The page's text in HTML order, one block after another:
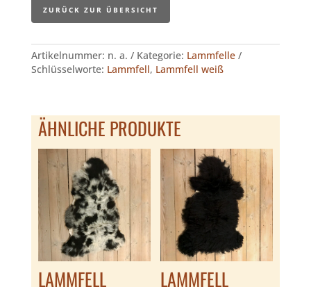
ZURÜCK ZUR ÜBERSICHT
Artikelnummer: n. a. Kategorie: Lammfelle
Schlüsselworte: Lammfell, Lammfell weiß
ÄHNLICHE PRODUKTE
LAMMFELL LAMMFELL